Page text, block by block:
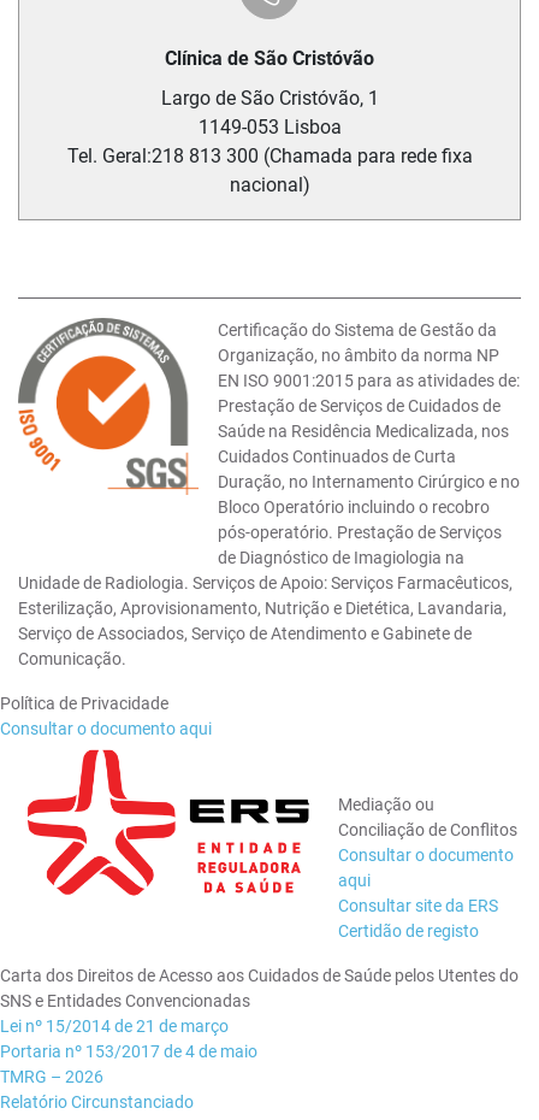
Clínica de São Cristóvão
Largo de São Cristóvão, 1
1149-053 Lisboa
Tel. Geral:218 813 300 (Chamada para rede fixa
nacional)
Certificação do Sistema de Gestão da
Organização, no âmbito da norma NP
EN ISO 9001:2015 para as atividades de:
Prestação de Serviços de Cuidados de
Saúde na Residência Medicalizada, nos
Cuidados Continuados de Curta
Duração, no Internamento Cirúrgico e no
Bloco Operatório incluindo o recobro
pós-operatório. Prestação de Serviços
de Diagnóstico de Imagiologia na
Unidade de Radiologia. Serviços de Apoio: Serviços Farmacêuticos,
Esterilização, Aprovisionamento, Nutrição e Dietética, Lavandaria,
Serviço de Associados, Serviço de Atendimento e Gabinete de
Comunicação.
Política de Privacidade
Consultar o documento aqui
Mediação ou
Conciliação de Conflitos
Consultar o documento
aqui
Consultar site da ERS
Certidão de registo
Carta dos Direitos de Acesso aos Cuidados de Saúde pelos Utentes do
SNS e Entidades Convencionadas
Lei nº 15/2014 de 21 de março
Portaria nº 153/2017 de 4 de maio
TMRG – 2026
Relatório Circunstanciado